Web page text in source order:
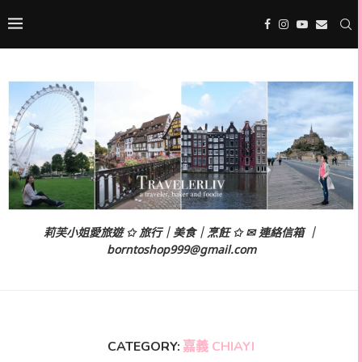
莉芙小姐愛旅遊 ✩ 旅行｜美食｜烹飪 ✩ ✉ 連絡信箱 ｜
borntoshop999@gmail.com
CATEGORY: 嘉義 CHIAYI